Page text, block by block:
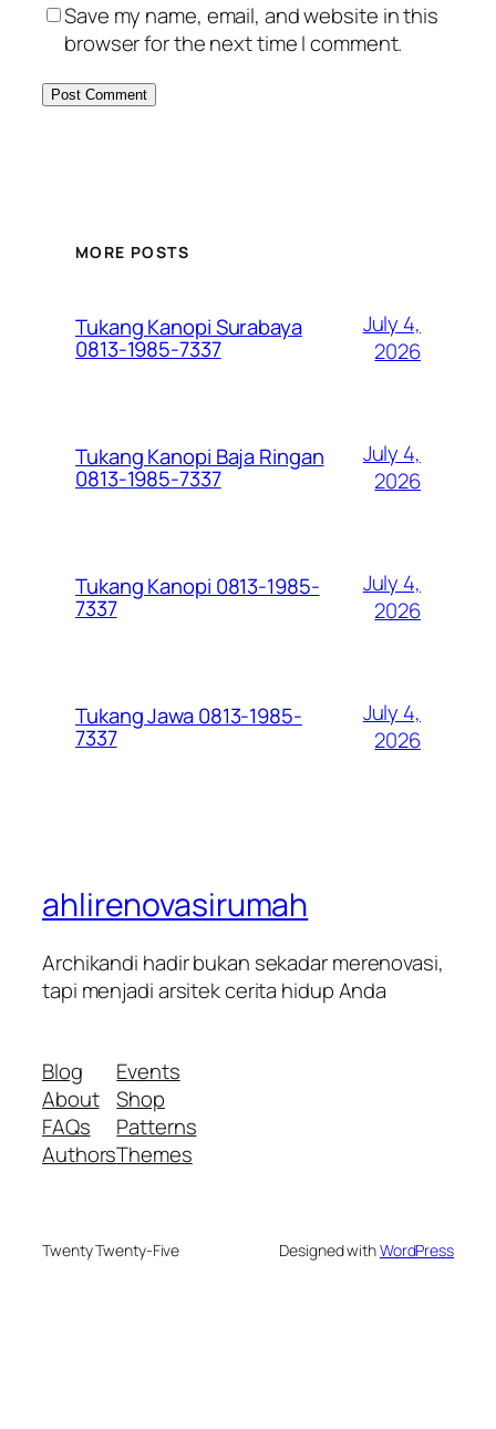
Save my name, email, and website in this
browser for the next time I comment.
MORE POSTS
Tukang Kanopi Surabaya
0813-1985-7337
July 4,
2026
Tukang Kanopi Baja Ringan
0813-1985-7337
July 4,
2026
Tukang Kanopi 0813-1985-
7337
July 4,
2026
Tukang Jawa 0813-1985-
7337
July 4,
2026
ahlirenovasirumah
Archikandi hadir bukan sekadar merenovasi,
tapi menjadi arsitek cerita hidup Anda
Blog
About
FAQs
Authors
Events
Shop
Patterns
Themes
Twenty Twenty-Five Designed withWordPress